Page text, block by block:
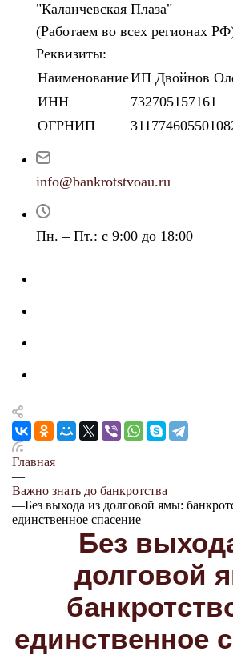
"Каланчевская Плаза"
(Работаем во всех регионах
Реквизиты:
НаименованиеИП Двойнов
ИНН
732705157161
ОГРНИП
info@bankrotstvoau.ru
Пн. – Пт.: с 9:00 до 18:00
Главная
—
Важно знать до банкротства
—Без выхода из долговой ямы:
единственное спасение
Без
долговой
единственное